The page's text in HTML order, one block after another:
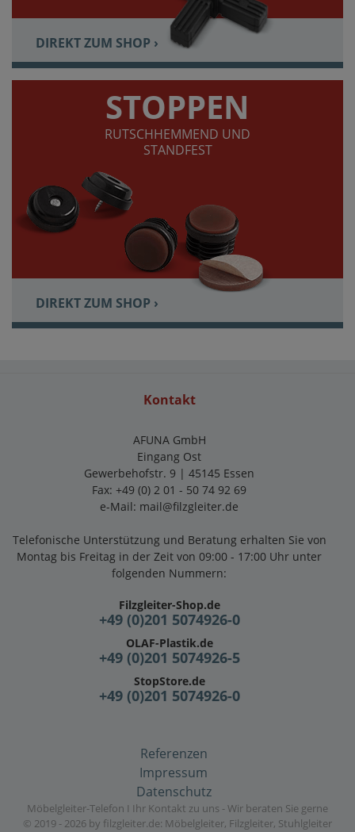
DIREKT ZUM SHOP ›
STOPPEN
RUTSCHHEMMEND UND
STANDFEST
DIREKT ZUM SHOP ›
Kontakt
AFUNA GmbH
Eingang Ost
Gewerbehofstr. 9 | 45145 Essen
Fax: +49 (0) 2 01 - 50 74 92 69
e-Mail: mail@filzgleiter.de
Telefonische Unterstützung und Beratung erhalten Sie von
Montag bis Freitag in der Zeit von 09:00 - 17:00 Uhr unter
folgenden Nummern:
Filzgleiter-Shop.de
+49 (0)201 5074926-0
OLAF-Plastik.de
+49 (0)201 5074926-5
StopStore.de
+49 (0)201 5074926-0
Referenzen
Impressum
Datenschutz
Möbelgleiter-Telefon I Ihr Kontakt zu uns - Wir beraten Sie gerne
© 2019 - 2026 by filzgleiter.de: Möbelgleiter, Filzgleiter, Stuhlgleiter